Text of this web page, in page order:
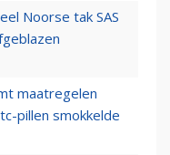
Noorse tak SAS
maatregelen
pillen smokkelde